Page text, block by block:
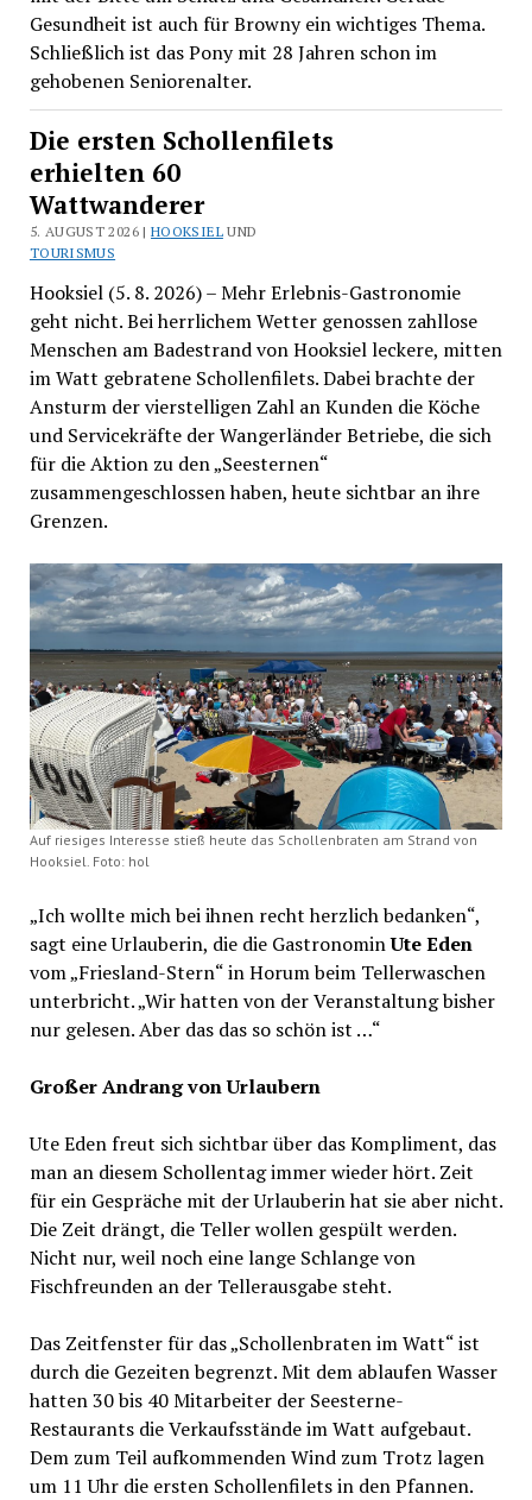
Gesundheit ist auch für Browny ein wichtiges Thema.
Schließlich ist das Pony mit 28 Jahren schon im
gehobenen Seniorenalter.
Die ersten Schollenfilets
erhielten 60
Wattwanderer
5. AUGUST 2026 |HOOKSIELUND
TOURISMUS
Hooksiel (5. 8. 2026) – Mehr Erlebnis-Gastronomie
geht nicht. Bei herrlichem Wetter genossen zahllose
Menschen am Badestrand von Hooksiel leckere, mitten
im Watt gebratene Schollenfilets. Dabei brachte der
Ansturm der vierstelligen Zahl an Kunden die Köche
und Servicekräfte der Wangerländer Betriebe, die sich
für die Aktion zu den „Seesternen“
zusammengeschlossen haben, heute sichtbar an ihre
Grenzen.
Auf riesiges Interesse stieß heute das Schollenbraten am Strand von
Hooksiel. Foto: hol
„Ich wollte mich bei ihnen recht herzlich bedanken“,
sagt eine Urlauberin, die die GastronominUte Eden
vom „Friesland-Stern“ in Horum beim Tellerwaschen
unterbricht. „Wir hatten von der Veranstaltung bisher
nur gelesen. Aber das das so schön ist …“
Großer Andrang von Urlaubern
Ute Eden freut sich sichtbar über das Kompliment, das
man an diesem Schollentag immer wieder hört. Zeit
für ein Gespräche mit der Urlauberin hat sie aber nicht.
Die Zeit drängt, die Teller wollen gespült werden.
Nicht nur, weil noch eine lange Schlange von
Fischfreunden an der Tellerausgabe steht.
Das Zeitfenster für das „Schollenbraten im Watt“ ist
durch die Gezeiten begrenzt. Mit dem ablaufen Wasser
hatten 30 bis 40 Mitarbeiter der Seesterne-
Restaurants die Verkaufsstände im Watt aufgebaut.
Dem zum Teil aufkommenden Wind zum Trotz lagen
um 11 Uhr die ersten Schollenfilets in den Pfannen.